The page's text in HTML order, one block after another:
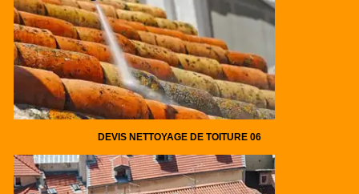
DEVIS NETTOYAGE DE TOITURE 06